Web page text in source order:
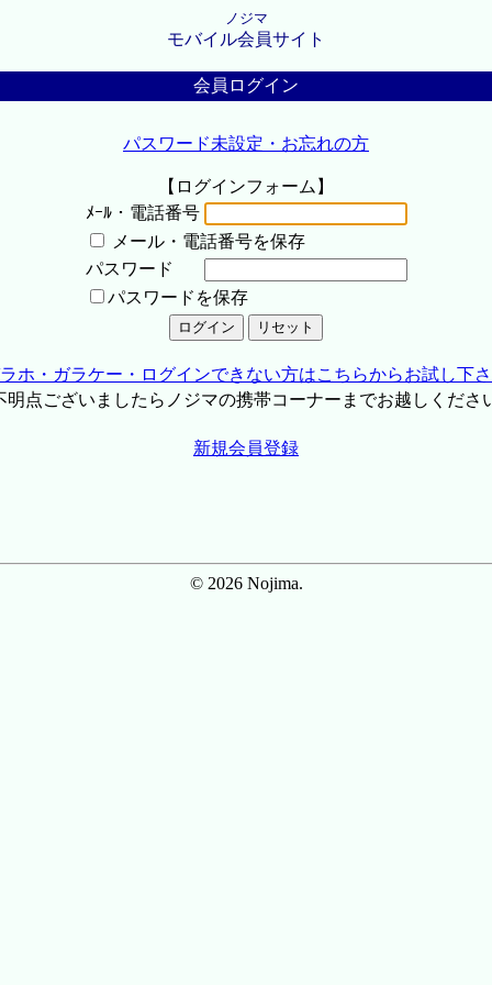
ノジマ
モバイル会員サイト
会員ログイン
パスワード未設定・お忘れの方
【ログインフォーム】
ﾒｰﾙ・電話番号
メール・電話番号を保存
パスワード
パスワードを保存
ホ・ガラケー・ログインできない方はこちらからお試し下
点ございましたらノジマの携帯コーナーまでお越しくださ
新規会員登録
© 2026 Nojima.